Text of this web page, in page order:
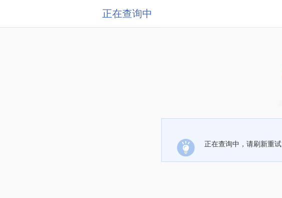
正在查询中
正在查询中，请刷新重试